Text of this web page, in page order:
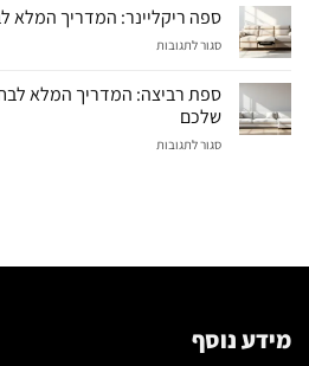
ריקליינר
המדריך
לבחירת
הנכונה
ספה ריקליינר: המדריך המלא
סגור לתגובות
המדריך
לבחירה
ספת רביצה: המדריך המלא
שלכם
סגור לתגובות
הספה
מידע נוסף